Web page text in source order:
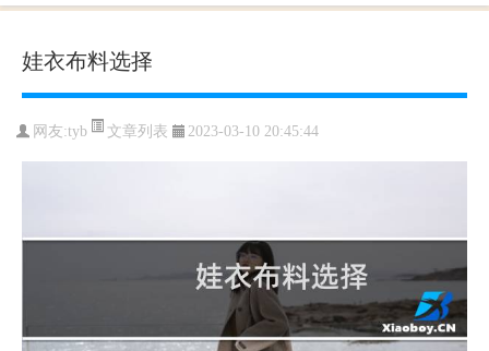
娃衣布料选择
网友:tyb 文章列表 2023-03-10 20:45:44